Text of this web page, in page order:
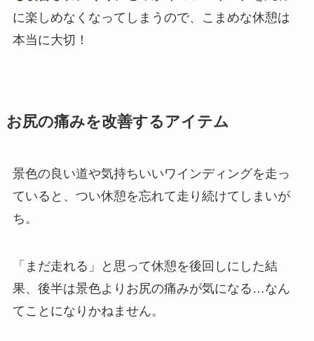
に楽しめなくなってしまうので、こまめな休憩は
本当に大切！
お尻の痛みを改善するアイテム
景色の良い道や気持ちいいワインディングを走っ
ていると、つい休憩を忘れて走り続けてしまいが
ち。
「まだ走れる」と思って休憩を後回しにした結
果、後半は景色よりお尻の痛みが気になる…なん
てことになりかねません。